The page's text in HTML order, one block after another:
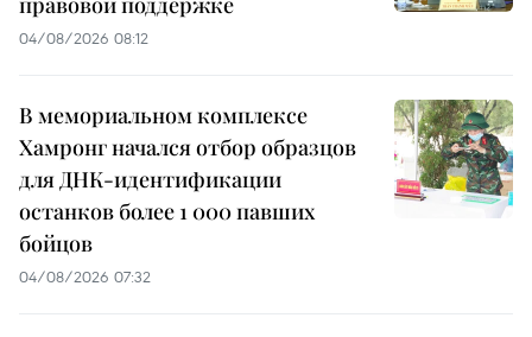
04/08/2026 08:12
В мемориальном комплексе
Хамронг начался отбор образцов
для ДНК-идентификации
останков более 1 000 павших
бойцов
04/08/2026 07:32